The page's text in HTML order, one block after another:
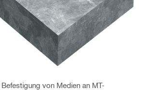
von Medien an MT-